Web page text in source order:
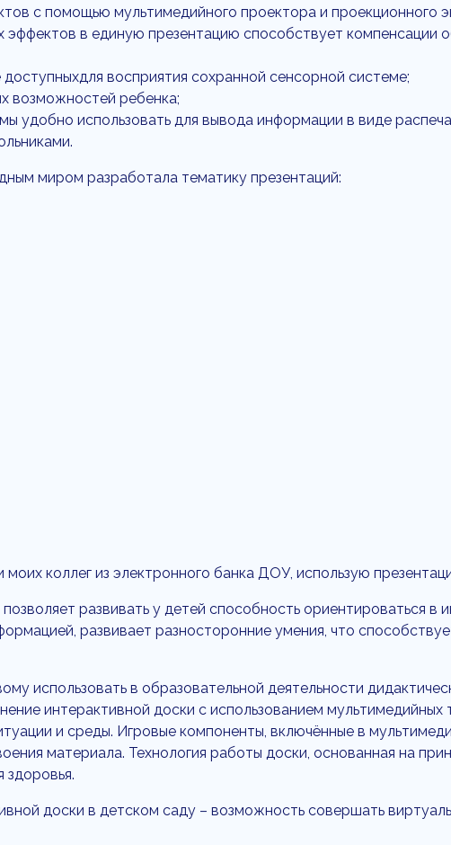
с помощью мультимедийного проектора и проекционного
в единую презентацию способствует компенсации
восприятия сохранной сенсорной системе;
возможностей ребенка;
удобно использовать для вывода информации в виде
миром разработала тематику презентаций:
коллег из электронного банка ДОУ, использую
развивать у детей способность ориентироваться
развивает разносторонние умения, что
использовать в образовательной деятельности
интерактивной доски с использованием мультимедийных
и среды. Игровые компоненты, включённые в
материала. Технология работы доски, основанная на
доски в детском саду – возможность совершать